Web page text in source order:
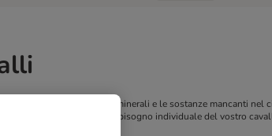
del cavallo i sali minerali e le sostanze mancanti nel
per rispondere al fabbisogno individuale del vostro